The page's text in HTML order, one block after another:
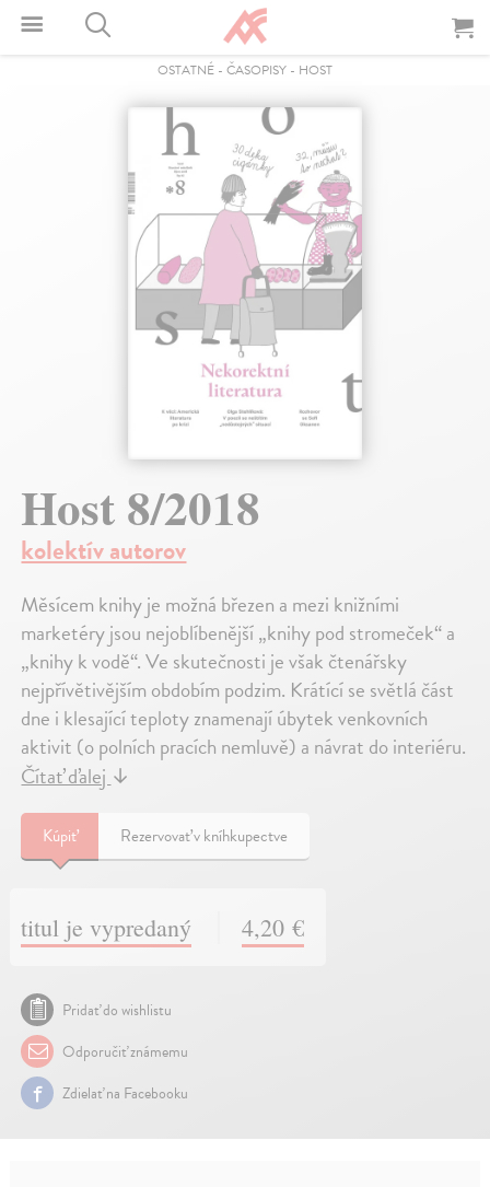
OSTATNÉ - ČASOPISY - HOST
Host 8/2018
kolektív autorov
Měsícem knihy je možná březen a mezi knižními
marketéry jsou nejoblíbenější „knihy pod stromeček“ a
„knihy k vodě“. Ve skutečnosti je však čtenářsky
nejpřívětivějším obdobím podzim. Krátící se světlá část
dne i klesající teploty znamenají úbytek venkovních
aktivit (o polních pracích nemluvě) a návrat do interiéru.
Čítať ďalej ↓
Kúpiť Rezervovať v kníhkupectve
titul je vypredaný 4,20 €
Pridať do wishlistu
Odporučiť známemu
Zdielať na Facebooku